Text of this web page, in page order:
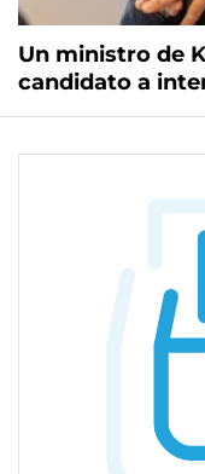
Un ministro de
candidato a